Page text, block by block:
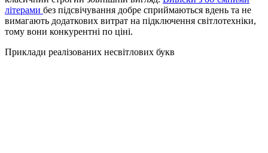
літерами без підсвічування добре сприймаються вдень та не
вимагають додаткових витрат на підключення світлотехніки,
тому вони конкурентні по ціні.
Приклади реалізованих несвітлових букв